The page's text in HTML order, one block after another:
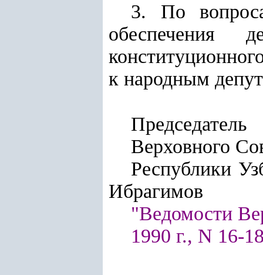
3. По
обеспечения
к народным
Председатель
Верховного
Ибрагимов
"Ведомости
1990 г., N 16-